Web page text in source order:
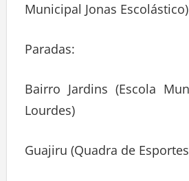
Municipal Jonas Escolástico)
Paradas:
Bairro Jardins (Escola
Lourdes)
Guajiru (Quadra de